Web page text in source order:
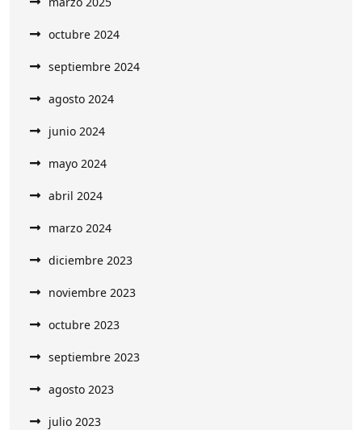
octubre 2024
septiembre 2024
agosto 2024
junio 2024
mayo 2024
abril 2024
marzo 2024
diciembre 2023
noviembre 2023
octubre 2023
septiembre 2023
agosto 2023
julio 2023